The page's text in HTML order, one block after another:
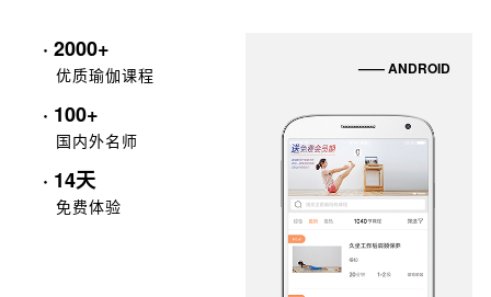
· 2000+
优质瑜伽课程
· 100+
国内外名师
· 14天
免费体验
—— ANDROID